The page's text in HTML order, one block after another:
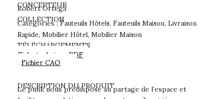
DESCRIPTION DU PRODUIT
Le punk nous prédispose au partage de l’espace et
CONCEPTEUR
Robert Ortega
COLLECTION
Catégories :Fauteuils Hôtels, Fauteuils Maison, Livraison
Rapide, Mobilier Hôtel, Mobilier Maison
TÉLÉCHARGEMENTS
Fiche technique PDF
Fichier CAO